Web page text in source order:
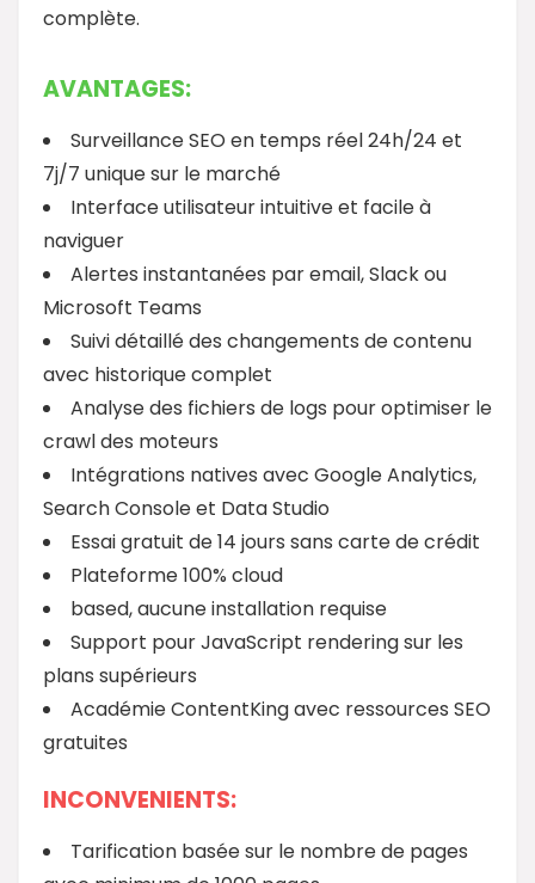
complète.
AVANTAGES:
Surveillance SEO en temps réel 24h/24 et
7j/7 unique sur le marché
Interface utilisateur intuitive et facile à
naviguer
Alertes instantanées par email, Slack ou
Microsoft Teams
Suivi détaillé des changements de contenu
avec historique complet
Analyse des fichiers de logs pour optimiser le
crawl des moteurs
Intégrations natives avec Google Analytics,
Search Console et Data Studio
Essai gratuit de 14 jours sans carte de crédit
Plateforme 100% cloud
based, aucune installation requise
Support pour JavaScript rendering sur les
plans supérieurs
Académie ContentKing avec ressources SEO
gratuites
INCONVENIENTS:
Tarification basée sur le nombre de pages